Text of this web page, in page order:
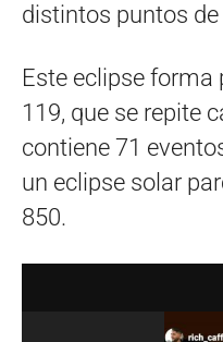
distintos puntos
Este eclipse forma
119, que se repite
contiene 71
un eclipse solar
850.